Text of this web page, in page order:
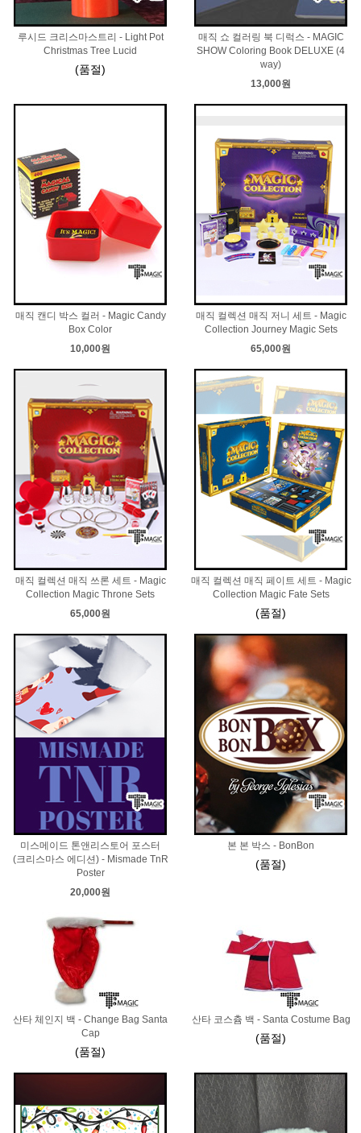
루시드 크리스마스트리 - Light Pot
Christmas Tree Lucid
(품절)
매직 쇼 컬러링 북 디럭스 - MAGIC
SHOW Coloring Book DELUXE (4
way)
13,000원
매직 캔디 박스 컬러 - Magic Candy
Box Color
10,000원
매직 컬렉션 매직 저니 세트 - Magic
Collection Journey Magic Sets
65,000원
매직 컬렉션 매직 쓰론 세트 - Magic
Collection Magic Throne Sets
65,000원
매직 컬렉션 매직 페이트 세트 - Magic
Collection Magic Fate Sets
(품절)
미스메이드 톤앤리스토어 포스터
(크리스마스 에디션) - Mismade TnR
Poster
20,000원
본 본 박스 - BonBon
(품절)
산타 체인지 백 - Change Bag Santa
Cap
(품절)
산타 코스츔 백 - Santa Costume Bag
(품절)